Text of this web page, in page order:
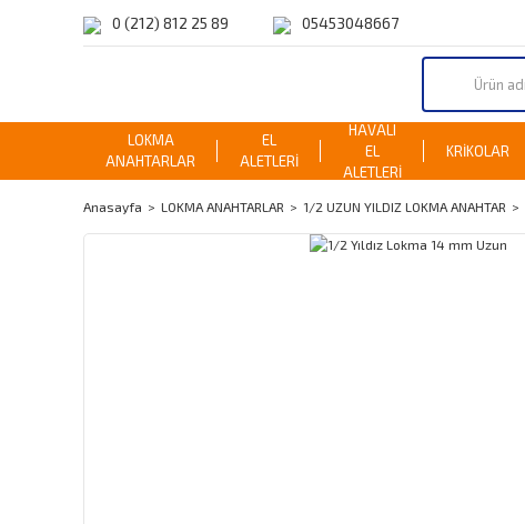
0 (212) 812 25 89 05453048667
LOKMA
ANAHTARLAR
EL
ALETLERİ
HAVALI
EL
ALETLERİ
KRİKOLAR
Anasayfa LOKMA ANAHTARLAR 1/2 UZUN YILDIZ LOKMA ANAHTAR